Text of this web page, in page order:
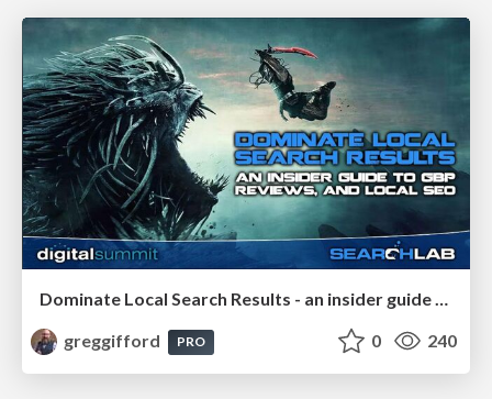
Dominate Local Search Results - an insider guide to GBP, reviews, and Local SEO
greggifford
PRO 0 240